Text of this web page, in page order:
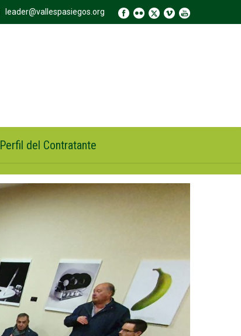
leader@vallespasiegos.org
Perfil del Contratante